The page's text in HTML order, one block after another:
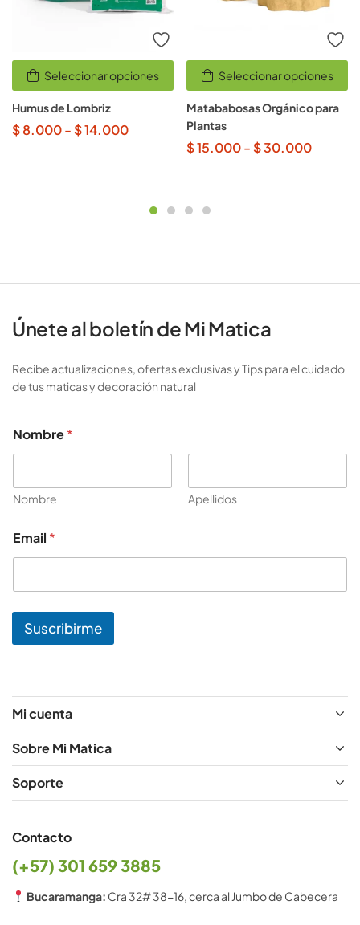
Seleccionar opciones
Humus de Lombriz
$8.000- $14.000
Seleccionar opciones
Matababosas Orgánico para
Plantas
$15.000- $30.000
Únete al boletín de Mi Matica
Recibe actualizaciones, ofertas exclusivas y Tips para el cuidado
de tus maticas y decoración natural
Nombre*
Nombre Apellidos
m
a
l
o
b
*
Email *
Suscribirme
Mi cuenta
Sobre Mi Matica
Soporte
Contacto
(+57) 301 659 3885
Bucaramanga: Cra 32# 38-16, cerca al Jumbo de Cabecera